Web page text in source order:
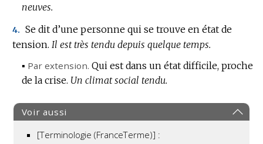
neuves.
4. Se dit d’une personne qui se trouve en état de
tension. Il est très tendu depuis quelque temps.
▪ Par extension. Qui est dans un état difficile, proche
de la crise. Un climat social tendu.
Voir aussi
[Terminologie (FranceTerme)] :